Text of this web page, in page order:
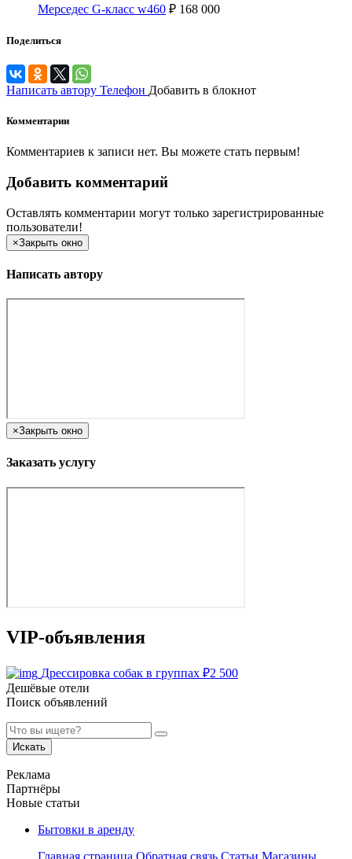
Мерседес G-класс w460 ₽ 168 000
Поделиться
Написать автору Телефон Добавить в блокнот
Комментарии
Комментариев к записи нет. Вы можете стать первым!
Добавить комментарий
Оставлять комментарии могут только зарегистрированные
пользователи!
×Закрыть окно
Написать автору
×Закрыть окно
Заказать услугу
VIP-объявления
Дрессировка собак в группах ₽2 500
Дешёвые отели
Поиск объявлений
Искать
Реклама
Партнёры
Новые статьи
Бытовки в аренду
Главная страница Обратная связь Статьи Магазины